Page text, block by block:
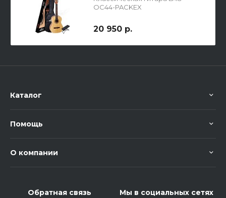
OC44-PACKEX
20 950 р.
Каталог
Помощь
О компании
Обратная связь Мы в социальных сетях